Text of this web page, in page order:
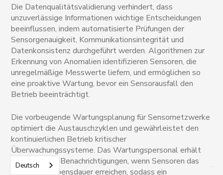
Die Datenqualitätsvalidierung verhindert, dass
unzuverlässige Informationen wichtige Entscheidungen
beeinflussen, indem automatisierte Prüfungen der
Sensorgenauigkeit, Kommunikationsintegrität und
Datenkonsistenz durchgeführt werden. Algorithmen zur
Erkennung von Anomalien identifizieren Sensoren, die
unregelmäßige Messwerte liefern, und ermöglichen so
eine proaktive Wartung, bevor ein Sensorausfall den
Betrieb beeinträchtigt.
Die vorbeugende Wartungsplanung für Sensornetzwerke
optimiert die Austauschzyklen und gewährleistet den
kontinuierlichen Betrieb kritischer
Überwachungssysteme. Das Wartungspersonal erhält
automatische Benachrichtigungen, wenn Sensoren das
Ende ihrer Lebensdauer erreichen, sodass ein
Deutsch